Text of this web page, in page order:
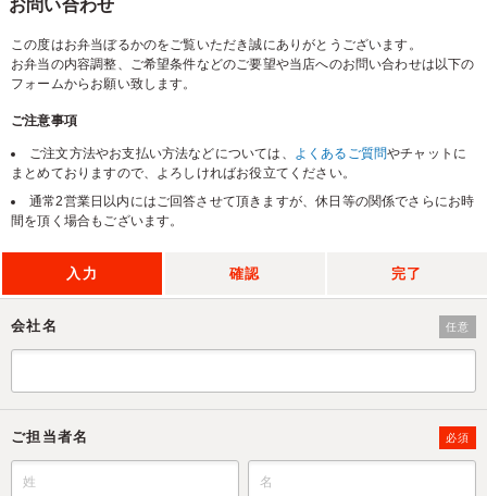
お問い合わせ
この度はお弁当ぼるかのをご覧いただき誠にありがとうございます。
お弁当の内容調整、ご希望条件などのご要望や当店へのお問い合わせは以下の
フォームからお願い致します。
ご注意事項
ご注文方法やお支払い方法などについては、 よくあるご質問やチャットに
まとめておりますので、よろしければお役立てください。
通常2営業日以内にはご回答させて頂きますが、休日等の関係でさらにお時
間を頂く場合もございます。
入力 確認 完了
会社名 任意
ご担当者名 必須